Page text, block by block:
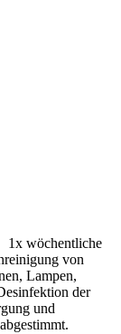
1x wöchentliche
von
Lampen,
der
und